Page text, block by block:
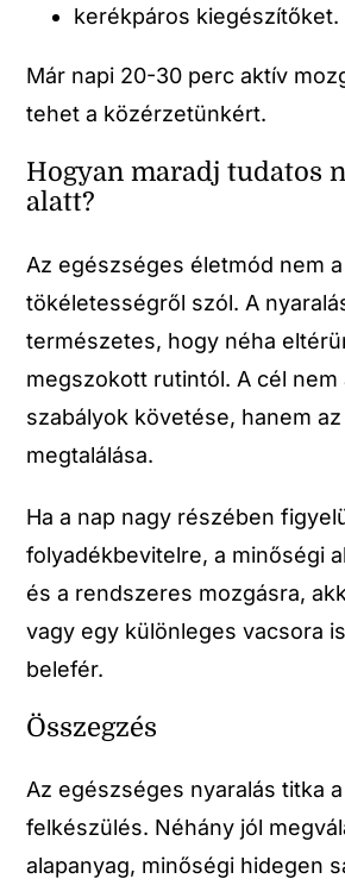
kerékpáros kiegészítőket.
Már napi 20-30 perc aktív
tehet a közérzetünkért.
Hogyan maradj tudatos
alatt?
Az egészséges életmód nem a
tökéletességről szól. A
természetes, hogy néha
megszokott rutintól. A cél nem
szabályok követése, hanem
megtalálása.
Ha a nap nagy részében
folyadékbevitelre, a minőségi
és a rendszeres mozgásra,
vagy egy különleges vacsora
belefér.
Összegzés
Az egészséges nyaralás titka
felkészülés. Néhány jól
alapanyag, minőségi hidegen